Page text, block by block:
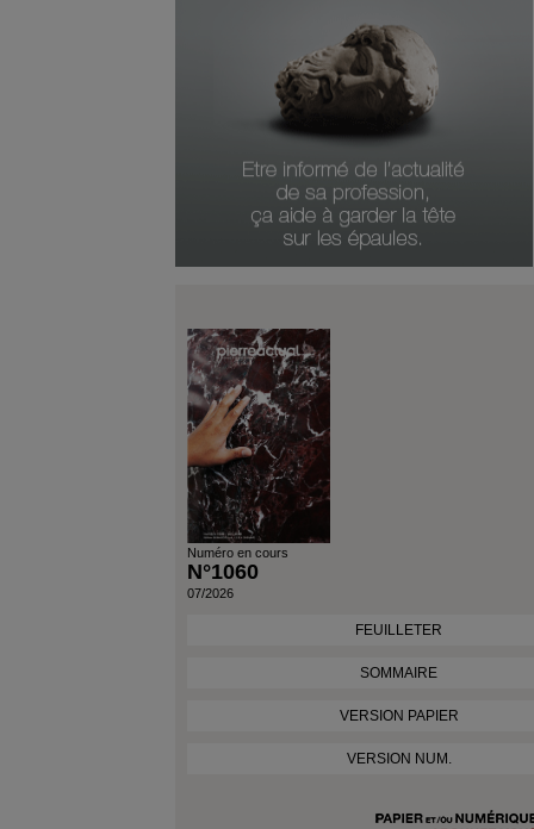
Numéro en cours
N°1060
07/2026
FEUILLETER
SOMMAIRE
VERSION PAPIER
VERSION NUM.